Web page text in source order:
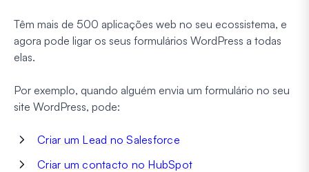
Têm mais de 500 aplicações web no seu ecossistema, e
agora pode ligar os seus formulários WordPress a todas
elas.
Por exemplo, quando alguém envia um formulário no seu
site WordPress, pode:
Criar um Lead no Salesforce
Criar um contacto no HubSpot